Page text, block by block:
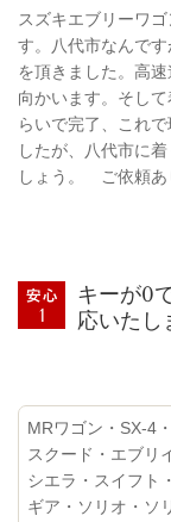
スズキエブリーワ
す。八代市なんで
を頂きました。高
向かいます。そし
らいで完了、これ
したが、八代市に
しょう。 ご依頼あ
キーが0
応いたし
MRワゴン・SX-4
スクード・エブリ
シエラ・スイフト
ギア・ソリオ・ソ